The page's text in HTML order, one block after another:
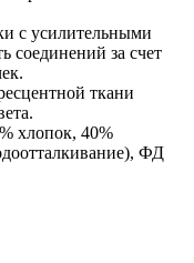
с усилительными
соединений за счет
ткани
хлопок, 40%
ФД